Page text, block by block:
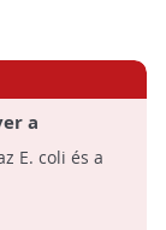
a
E. coli és a